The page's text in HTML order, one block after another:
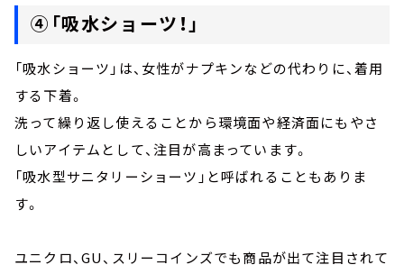
④「吸水ショーツ！」
「吸水ショーツ」は、女性がナプキンなどの代わりに、着用
する下着。
洗って繰り返し使えることから環境面や経済面にもやさ
しいアイテムとして、注目が高まっています。
「吸水型サニタリーショーツ」と呼ばれることもありま
す。
ユニクロ、GU、スリーコインズでも商品が出て注目されて